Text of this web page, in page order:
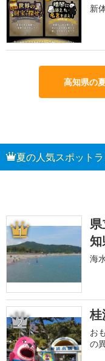
新
高知県の
夏の人気スポット
1
海
2
お
の